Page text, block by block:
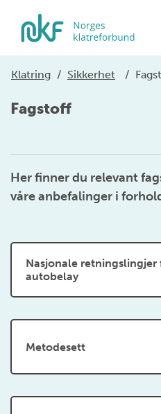
Klatring / Sikkerhet /
Fagstoff
Her finner du relevant
våre anbefalinger i
Nasjonale
autobelay
Metodesett